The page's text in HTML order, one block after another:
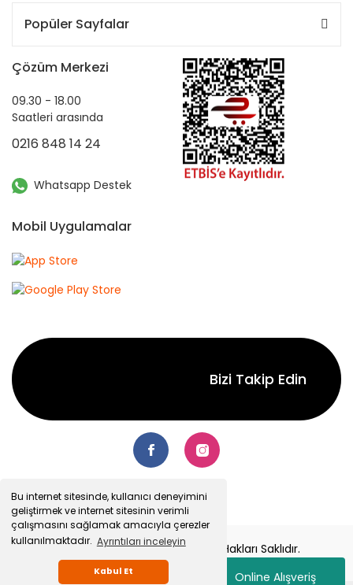
Bu internet sitesinde, kullanıcı deneyimini
geliştirmek ve internet sitesinin verimli
çalışmasını sağlamak amacıyla çerezler
kullanılmaktadır. Ayrıntıları inceleyin
Kabul Et Online Alışveriş
Popüler Sayfalar
Çözüm Merkezi
09.30 - 18.00
Saatleri arasında
0216 848 14 24
Whatsapp Destek
Mobil Uygulamalar
Bizi Takip Edin
© 2022 Senetsepet.com. Tüm Hakları Saklıdır.